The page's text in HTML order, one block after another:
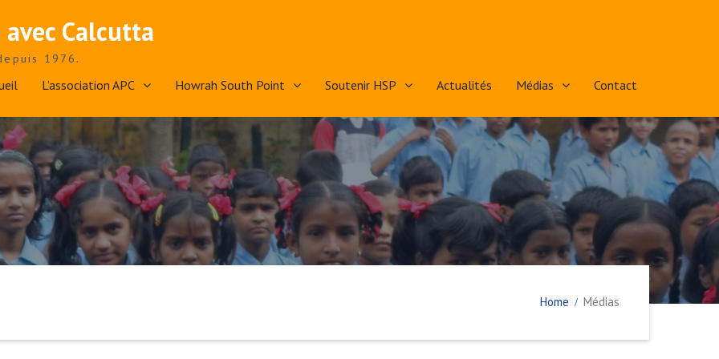
Calcutta
1976.
L’association APC Howrah South Point Soutenir HSP Actualités Médias Contact
Home Médias